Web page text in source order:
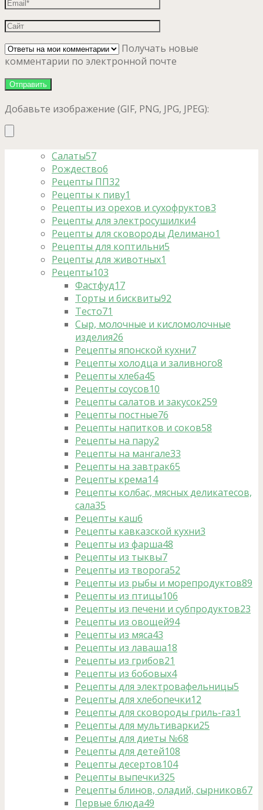
Получать новые
комментарии по электронной почте
Добавьте изображение (GIF, PNG, JPG, JPEG):
Салаты57
Рождество6
Рецепты ПП32
Рецепты к пиву1
Рецепты из орехов и сухофруктов3
Рецепты для электросушилки4
Рецепты для сковороды Делимано1
Рецепты для коптильни5
Рецепты для животных1
Рецепты103
Фастфуд17
Торты и бисквиты92
Тесто71
Сыр, молочные и кисломолочные
изделия26
Рецепты японской кухни7
Рецепты холодца и заливного8
Рецепты хлеба45
Рецепты соусов10
Рецепты салатов и закусок259
Рецепты постные76
Рецепты напитков и соков58
Рецепты на пару2
Рецепты на мангале33
Рецепты на завтрак65
Рецепты крема14
Рецепты колбас, мясных деликатесов,
сала35
Рецепты каш6
Рецепты кавказской кухни3
Рецепты из фарша48
Рецепты из тыквы7
Рецепты из творога52
Рецепты из рыбы и морепродуктов89
Рецепты из птицы106
Рецепты из печени и субпродуктов23
Рецепты из овощей94
Рецепты из мяса43
Рецепты из лаваша18
Рецепты из грибов21
Рецепты из бобовых4
Рецепты для электровафельницы5
Рецепты для хлебопечки12
Рецепты для сковороды гриль-газ1
Рецепты для мультиварки25
Рецепты для диеты №68
Рецепты для детей108
Рецепты десертов104
Рецепты выпечки325
Рецепты блинов, оладий, сырников67
Первые блюда49